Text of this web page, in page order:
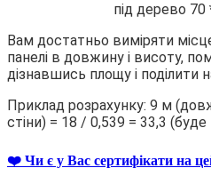
під дерево 70 * 70
Вам достатньо виміряти
панелі в довжину і висоту,
дізнавшись площу і поділити
Приклад розрахунку: 9 м
стіни) = 18 / 0,539 = 33,3 (буде
❤️ Чи є у Вас сертифікати на